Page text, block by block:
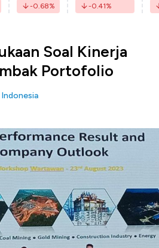
-0.68% -0.41%
Soal Kinerja
Portofolio